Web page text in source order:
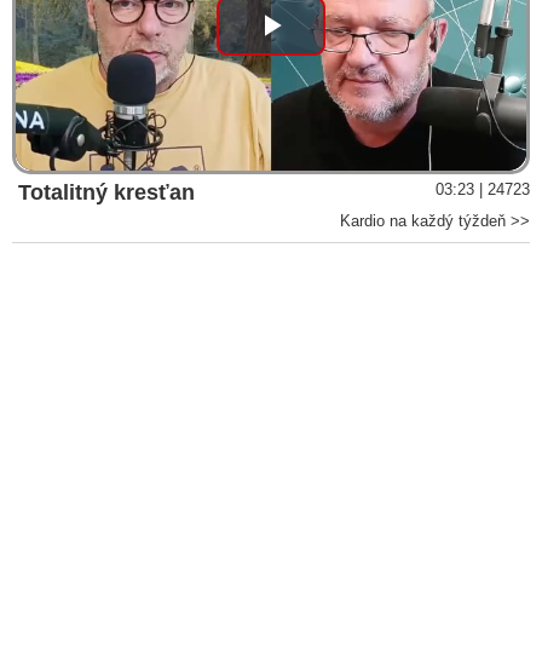
Play
Video
Totalitný kresťan
03:23 | 24723
Kardio na každý týždeň >>